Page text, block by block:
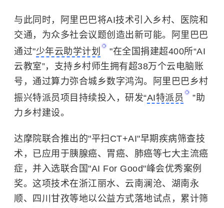
与此同时，阿里巴巴将AI技术引入乡村、医院和
交通，为众多社会议题创造出新可能。阿里巴巴
通过"少年云助学计划
"在全国捐建超400所“AI
云教室”，支持乡村师生拥有超38万个云电脑账
号，通过算力弥合城乡数字鸿沟。阿里巴巴乡村
振兴特派员项目持续投入，研发“AI特派员
”助
力乡村建设。
达摩院联合推出的"平扫CT+AI"早期疾病筛查技
术，已应用于胰腺癌、胃癌、肺癌等七大主流癌
症，并入选联合国"AI For Good"峰会优秀案例
奖。这项技术在浙江丽水、云南澜沧、湖南永
顺、四川甘孜等地以公益方式落地试点，累计筛